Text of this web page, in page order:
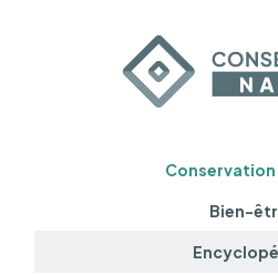
Bien-